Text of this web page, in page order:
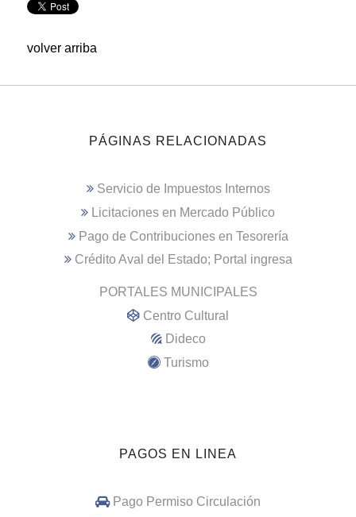
volver arriba
PÁGINAS RELACIONADAS
Servicio de Impuestos Internos
Licitaciones en Mercado Público
Pago de Contribuciones en Tesorería
Crédito Aval del Estado; Portal ingresa
PORTALES MUNICIPALES
Centro Cultural
Dideco
Turismo
PAGOS EN LINEA
Pago Permiso Circulación